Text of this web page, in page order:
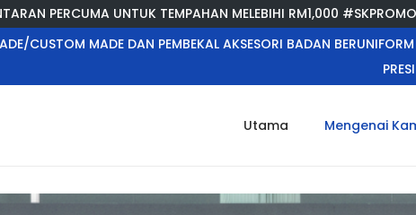
UNTUK TEMPAHAN MELEBIHI RM1,000 #SKPROMO
CUSTOM MADE DAN PEMBEKAL AKSESORI BADAN
Utama Mengenai